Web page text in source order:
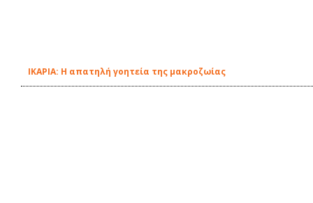
ΙΚΑΡΙΑ: Η απατηλή γοητεία της μακροζωίας